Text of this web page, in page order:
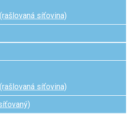
síťovina)
síťovina)